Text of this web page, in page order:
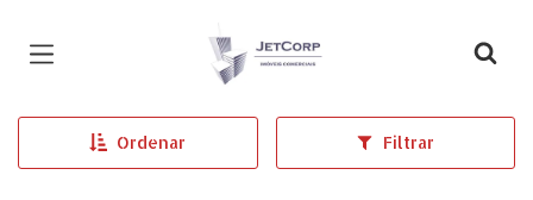
Página inicial
Ordenar Filtrar